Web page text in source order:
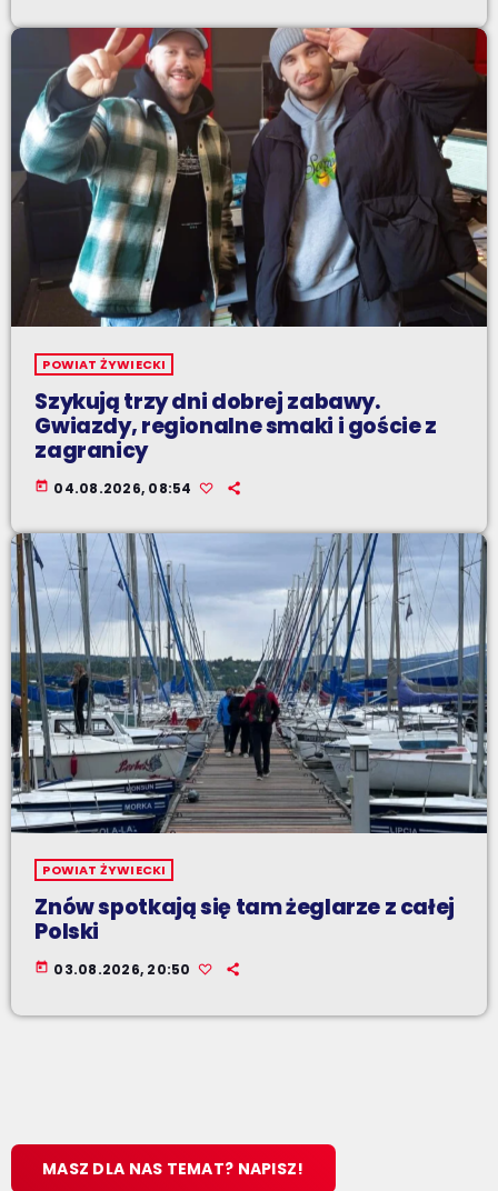
POWIAT ŻYWIECKI
Szykują trzy dni dobrej zabawy.
Gwiazdy, regionalne smaki i goście z
zagranicy
today 04.08.2026, 08:54
POWIAT ŻYWIECKI
Znów spotkają się tam żeglarze z całej
Polski
today 03.08.2026, 20:50
MASZ DLA NAS TEMAT? NAPISZ!